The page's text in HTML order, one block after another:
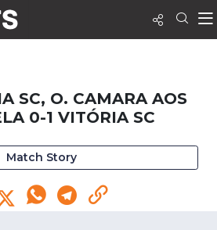
SC, O. CAMARA AOS
0-1 VITÓRIA SC
Match Story